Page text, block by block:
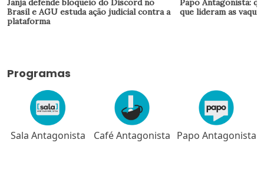
Janja defende bloqueio do Discord no
Brasil e AGU estuda ação judicial contra a
plataforma
Papo Antagonista:
que lideram as
Programas
Sala Antagonista Café Antagonista Papo Antagonista